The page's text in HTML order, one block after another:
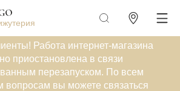
Работа интернет-магазина
приостановлена в связи
перезапуском. По всем
вопросам вы можете связаться